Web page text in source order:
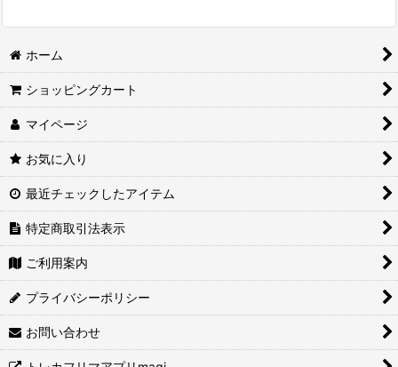
ホーム
ショッピングカート
マイページ
お気に入り
最近チェックしたアイテム
特定商取引法表示
ご利用案内
プライバシーポリシー
お問い合わせ